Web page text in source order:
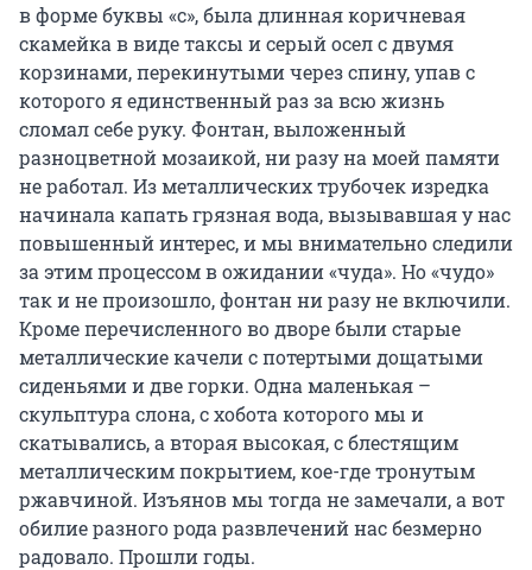
в форме буквы «с», была длинная коричневая
скамейка в виде таксы и серый осел с двумя
корзинами, перекинутыми через спину, упав с
которого я единственный раз за всю жизнь
сломал себе руку. Фонтан, выложенный
разноцветной мозаикой, ни разу на моей памяти
не работал. Из металлических трубочек изредка
начинала капать грязная вода, вызывавшая у нас
повышенный интерес, и мы внимательно следили
за этим процессом в ожидании «чуда». Но «чудо»
так и не произошло, фонтан ни разу не включили.
Кроме перечисленного во дворе были старые
металлические качели с потертыми дощатыми
сиденьями и две горки. Одна маленькая –
скульптура слона, с хобота которого мы и
скатывались, а вторая высокая, с блестящим
металлическим покрытием, кое-где тронутым
ржавчиной. Изъянов мы тогда не замечали, а вот
обилие разного рода развлечений нас безмерно
радовало. Прошли годы.